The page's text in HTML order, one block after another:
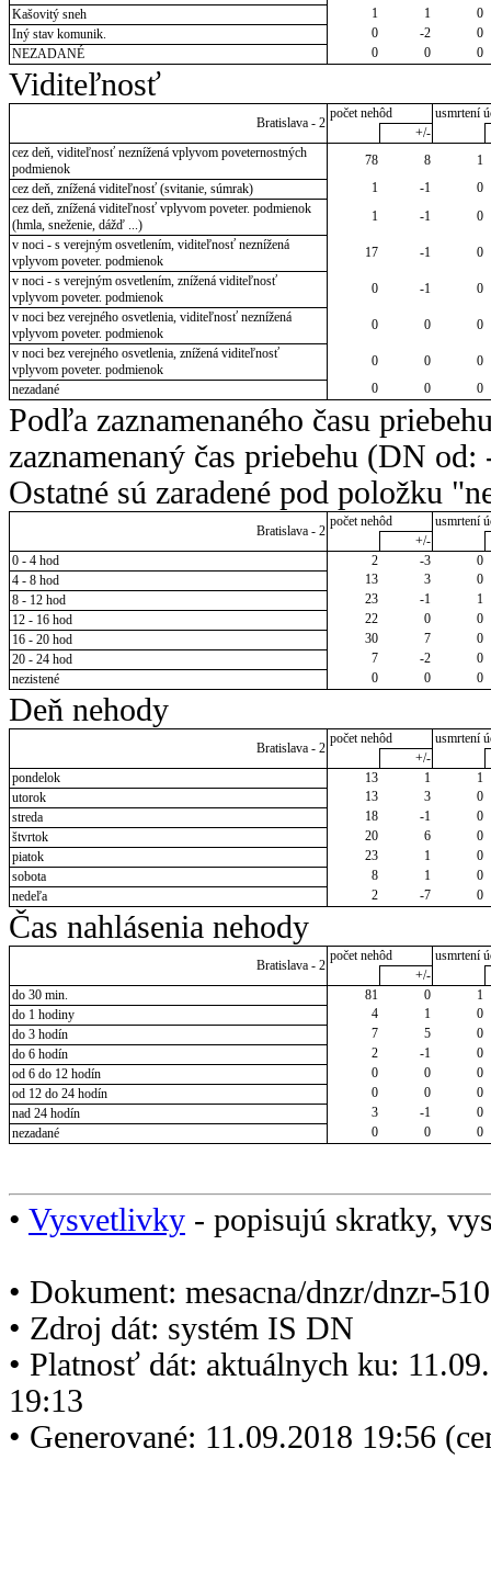
Kašovitý sneh
1 1
0
Iný stav komunik.
0 -2
0
NEZADANÉ
0 0 0
Viditeľnosť
Bratislava - 2
počet nehôd
usmrtení
+/-
cez deň, viditeľnosť neznížená vplyvom poveternostných
podmienok
78 8
1
cez deň, znížená viditeľnosť (svitanie, súmrak)
1 -1
0
cez deň, znížená viditeľnosť vplyvom poveter. podmienok
(hmla, sneženie, dážď ...)
1 -1
0
v noci - s verejným osvetlením, viditeľnosť neznížená
vplyvom poveter. podmienok
17 -1
0
v noci - s verejným osvetlením, znížená viditeľnosť
vplyvom poveter. podmienok
0 -1
0
v noci bez verejného osvetlenia, viditeľnosť neznížená
vplyvom poveter. podmienok
0 0
0
v noci bez verejného osvetlenia, znížená viditeľnosť
vplyvom poveter. podmienok
0 0
0
nezadané
0 0 0
Podľa zaznamenaného času
zaznamenaný čas priebehu (DN
Ostatné sú zaradené pod položku
Bratislava - 2
počet nehôd
usmrtení
+/-
0 - 4 hod
2 -3
0
4 - 8 hod
13 3
0
8 - 12 hod
23 -1
1
12 - 16 hod
22 0
0
16 - 20 hod
30 7
0
20 - 24 hod
7 -2
0
nezistené
0 0 0
Deň nehody
Bratislava - 2
počet nehôd
usmrtení
+/-
pondelok
13 1
1
utorok
13 3
0
streda
18 -1
0
štvrtok
20 6
0
piatok
23 1
0
sobota
8 1
0
nedeľa
2 -7 0
Čas nahlásenia nehody
Bratislava - 2
počet nehôd
usmrtení
+/-
do 30 min.
81 0
1
do 1 hodiny
4 1
0
do 3 hodín
7 5
0
do 6 hodín
2 -1
0
od 6 do 12 hodín
0 0
0
od 12 do 24 hodín
0 0
0
nad 24 hodín
3 -1
0
nezadané
0 0 0
• Vysvetlivky - popisujú skratky,
• Dokument: mesacna/dnzr/dnzr-
• Zdroj dát: systém IS DN
• Platnosť dát: aktuálnych ku:
19:13
• Generované: 11.09.2018 19:56